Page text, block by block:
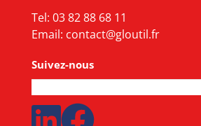
Tel: 03 82 88 68 11
Email: contact@gloutil.fr
Suivez-nous